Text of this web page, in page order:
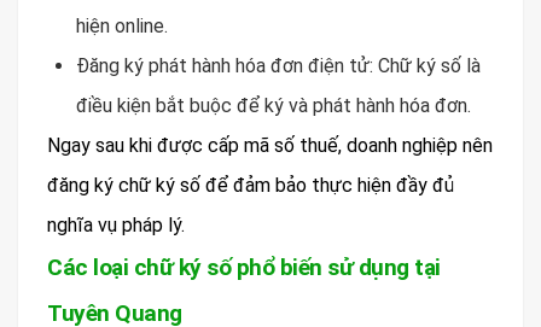
hiện online.
Đăng ký phát hành hóa đơn điện tử: Chữ ký số là
điều kiện bắt buộc để ký và phát hành hóa đơn.
Ngay sau khi được cấp mã số thuế, doanh nghiệp nên
đăng ký chữ ký số để đảm bảo thực hiện đầy đủ
nghĩa vụ pháp lý.
Các loại chữ ký số phổ biến sử dụng tại
Tuyên Quang